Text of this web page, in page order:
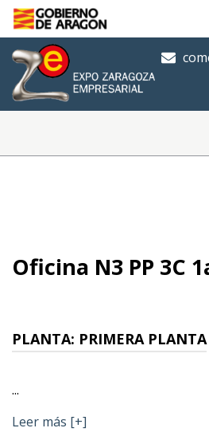
Saltar al contenido principal
Inicio
Oficina N3 PP 3C
PLANTA: PRIMERA PLANTA
...
Leer más [+]